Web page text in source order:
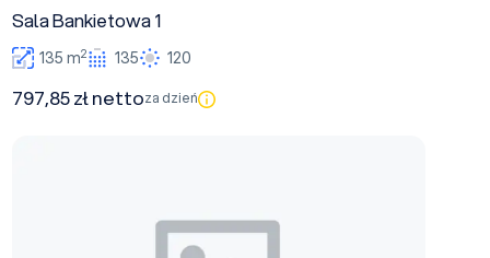
Sala Bankietowa 1
135 m2 135 120
797,85 zł nettoza dzień